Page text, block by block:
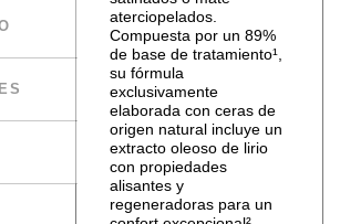
aterciopelados.
Compuesta por un 89%
de base de tratamiento¹,
su fórmula
exclusivamente
elaborada con ceras de
origen natural incluye un
extracto oleoso de lirio
con propiedades
alisantes y
regeneradoras para un